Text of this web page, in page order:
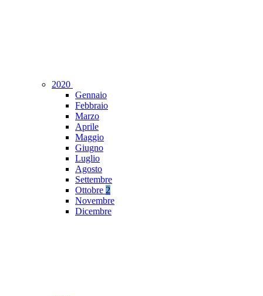
2020
Gennaio
Febbraio
Marzo
Aprile
Maggio
Giugno
Luglio
Agosto
Settembre
Ottobre 2
Novembre
Dicembre